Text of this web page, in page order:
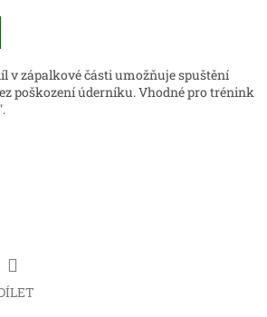
v zápalkové části umožňuje spuštění
poškození úderníku. Vhodné pro trénink